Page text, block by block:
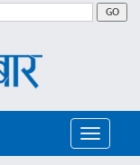
GO
Toggle